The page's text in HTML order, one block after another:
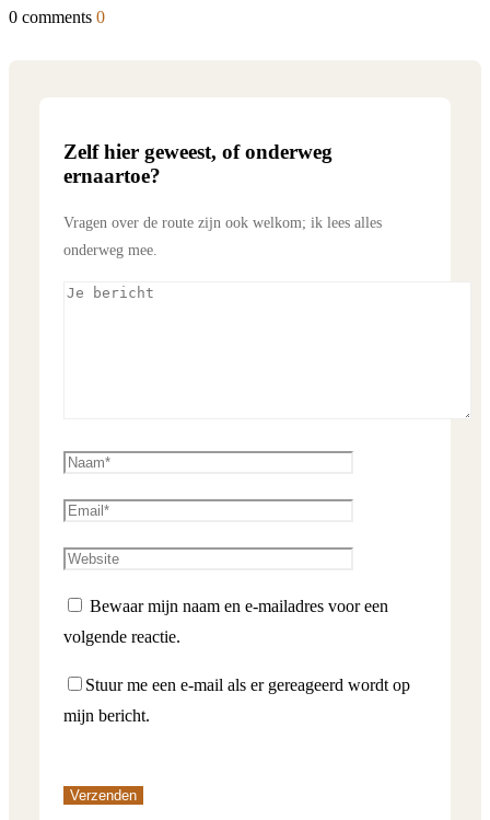
0 comments 0
Zelf hier geweest, of onderweg
ernaartoe?
Vragen over de route zijn ook welkom; ik lees alles
onderweg mee.
Bewaar mijn naam en e-mailadres voor een
volgende reactie.
Stuur me een e-mail als er gereageerd wordt op
mijn bericht.